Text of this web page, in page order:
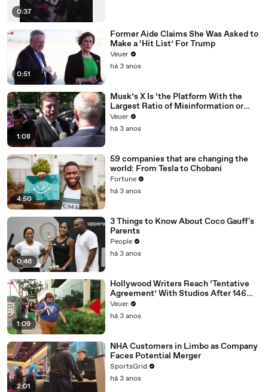
0:37
0:51
Former Aide Claims She Was Asked to
Make a ‘Hit List’ For Trump
Veuer
há 3 anos
1:08
Musk’s X Is ‘the Platform With the
Largest Ratio of Misinformation or
Disinformation’ Amongst All Social
Media Platforms
Veuer
há 3 anos
4:50
59 companies that are changing the
world: From Tesla to Chobani
Fortune
há 3 anos
0:46
3 Things to Know About Coco Gauff's
Parents
People
há 3 anos
1:09
Hollywood Writers Reach ‘Tentative
Agreement’ With Studios After 146
Day Strike
Veuer
há 3 anos
2:01
NHA Customers in Limbo as Company
Faces Potential Merger
SportsGrid
há 3 anos